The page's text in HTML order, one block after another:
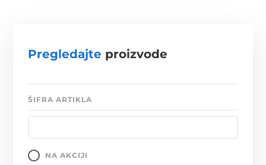
Pregledajte proizvode
ŠIFRA ARTIKLA
NA AKCIJI